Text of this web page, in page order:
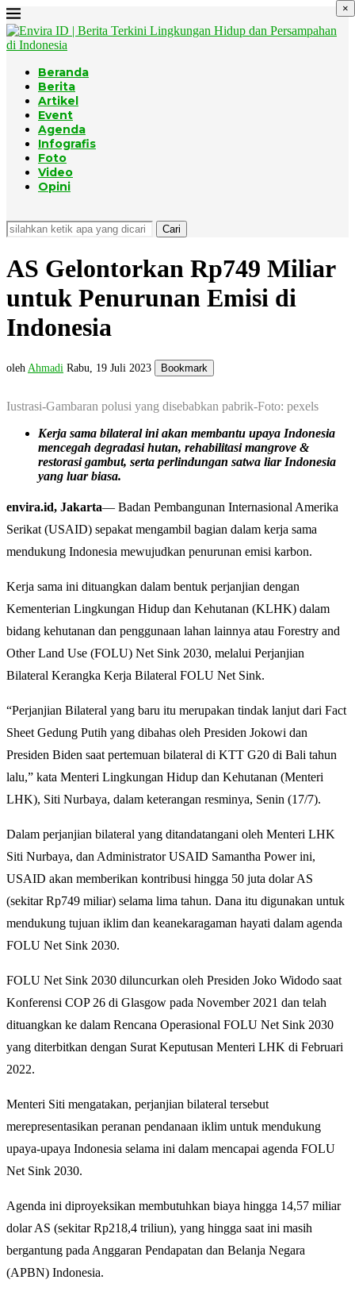
Beranda
Berita
Artikel
Event
Agenda
Infografis
Foto
Video
Opini
Cari
AS Gelontorkan Rp749 Miliar
untuk Penurunan Emisi di
Indonesia
oleh Ahmadi Rabu, 19 Juli 2023 Bookmark
Iustrasi-Gambaran polusi yang disebabkan pabrik-Foto: pexels
Kerja sama bilateral ini akan membantu upaya Indonesia
mencegah degradasi hutan, rehabilitasi mangrove &
restorasi gambut, serta perlindungan satwa liar Indonesia
yang luar biasa.
envira.id, Jakarta— Badan Pembangunan Internasional Amerika
Serikat (USAID) sepakat mengambil bagian dalam kerja sama
mendukung Indonesia mewujudkan penurunan emisi karbon.
Kerja sama ini dituangkan dalam bentuk perjanjian dengan
Kementerian Lingkungan Hidup dan Kehutanan (KLHK) dalam
bidang kehutanan dan penggunaan lahan lainnya atau Forestry and
Other Land Use (FOLU) Net Sink 2030, melalui Perjanjian
Bilateral Kerangka Kerja Bilateral FOLU Net Sink.
“Perjanjian Bilateral yang baru itu merupakan tindak lanjut dari Fact
Sheet Gedung Putih yang dibahas oleh Presiden Jokowi dan
Presiden Biden saat pertemuan bilateral di KTT G20 di Bali tahun
lalu,” kata Menteri Lingkungan Hidup dan Kehutanan (Menteri
LHK), Siti Nurbaya, dalam keterangan resminya, Senin (17/7).
Dalam perjanjian bilateral yang ditandatangani oleh Menteri LHK
Siti Nurbaya, dan Administrator USAID Samantha Power ini,
USAID akan memberikan kontribusi hingga 50 juta dolar AS
(sekitar Rp749 miliar) selama lima tahun. Dana itu digunakan untuk
mendukung tujuan iklim dan keanekaragaman hayati dalam agenda
FOLU Net Sink 2030.
FOLU Net Sink 2030 diluncurkan oleh Presiden Joko Widodo saat
Konferensi COP 26 di Glasgow pada November 2021 dan telah
dituangkan ke dalam Rencana Operasional FOLU Net Sink 2030
yang diterbitkan dengan Surat Keputusan Menteri LHK di Februari
2022.
Menteri Siti mengatakan, perjanjian bilateral tersebut
merepresentasikan peranan pendanaan iklim untuk mendukung
upaya-upaya Indonesia selama ini dalam mencapai agenda FOLU
Net Sink 2030.
Agenda ini diproyeksikan membutuhkan biaya hingga 14,57 miliar
dolar AS (sekitar Rp218,4 triliun), yang hingga saat ini masih
bergantung pada Anggaran Pendapatan dan Belanja Negara
(APBN) Indonesia.
×